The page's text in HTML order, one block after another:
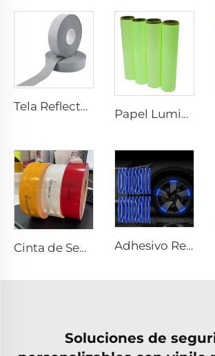
Tela Reflectante Gris, Cinta Reflectante de Alta Luminosidad para Coser en Prendas, Chalecos y Chaquetas
Papel Luminiscente Adhesivo, Papel Autoluminiscente Adhesivo, Adhesivo Vinílico Fotoluminiscente para Decoración
Cinta de Seguridad Retroreflectante Ultra Brillante ECE 104R para Camión y Remolque Adhesivo Reflectante para el Borde de la Rueda de Coche o Motocicleta, Decorativo y de Seguridad, Adhesivos para Coche Reflectantes para Seguridad Nocturna
Soluciones de